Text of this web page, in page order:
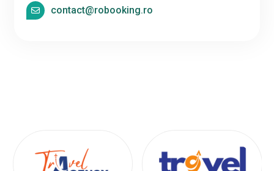
contact@robooking.ro